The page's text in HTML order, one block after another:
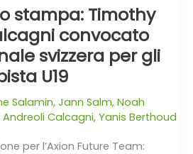
stampa: Timothy
convocato
svizzera per gli
U19
Salamin, Jann Salm, Noah
Calcagni, Yanis Berthoud
per l’Axion Future Team: